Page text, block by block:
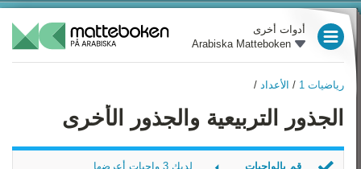
أدوات أخرى
Arabiska Matteboken
رياضيات 1 / الأعداد /
الجذور التربيعية والجذور الأخرى
قم بالواجبات لديك 3 واجبات أعرضها
العام الدراسي 4
العام الدراسي 5
العام الدراسي 6
رياضيات 1
نظرة عامة
الأعداد